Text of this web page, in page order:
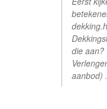
dekking.
die aan?
aanbod)